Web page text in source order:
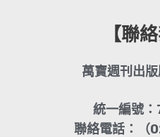
【聯
萬寶週刊出
統一編號
聯絡電話：（